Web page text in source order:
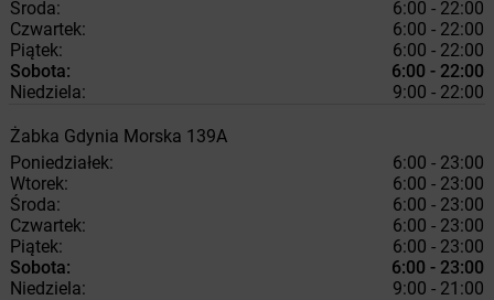
Środa:
6:00 - 22:00
Czwartek:
6:00 - 22:00
Piątek:
6:00 - 22:00
Sobota:
6:00 - 22:00
Niedziela:
9:00 - 22:00
Żabka Gdynia Morska 139A
Poniedziałek:
6:00 - 23:00
Wtorek:
6:00 - 23:00
Środa:
6:00 - 23:00
Czwartek:
6:00 - 23:00
Piątek:
6:00 - 23:00
Sobota:
6:00 - 23:00
Niedziela:
9:00 - 21:00